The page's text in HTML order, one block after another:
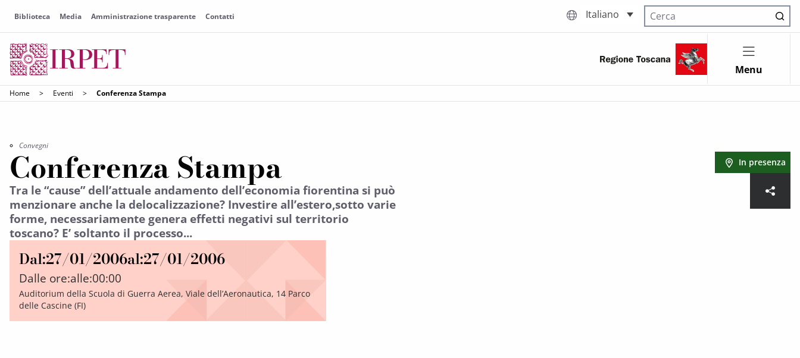
Biblioteca Media Amministrazione trasparente Contatti Italiano
Cerca nel sito
Menu
Home > Eventi > Conferenza Stampa
Convegni
Conferenza Stampa
Tra le “cause” dell’attuale andamento dell’economia fiorentina si può
menzionare anche la delocalizzazione? Investire all’estero,sotto varie
forme, necessariamente genera effetti negativi sul territorio
toscano? E’ soltanto il processo...
In presenza
Dal:27/01/2006al:27/01/2006
Dalle ore:alle:00:00
Auditorium della Scuola di Guerra Aerea, Viale dell’Aeronautica, 14 Parco
delle Cascine (FI)